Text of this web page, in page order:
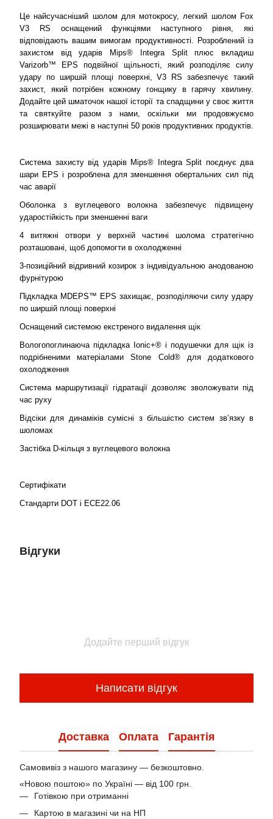
Це найсучасніший шолом для мотокросу, легкий шолом Fox
V3 RS оснащений функціями наступного рівня, які
відповідають вашим вимогам продуктивності. Розроблений із
захистом від ударів Mips® Integra Split плюс вкладиш
Varizorb™ EPS подвійної щільності, який розподіляє силу
удару по ширшій площі поверхні, V3 RS забезпечує такий
захист, який потрібен кожному гонщику в гарячу хвилину.
Додайте цей шматочок нашої історії та спадщини у своє життя
та святкуйте разом з нами, оскільки ми продовжуємо
розширювати межі в наступні 50 років продуктивних продуктів.
Система захисту від ударів Mips® Integra Split поєднує два
шари EPS і розроблена для зменшення обертальних сил під
час аварії
Оболонка з вуглецевого волокна забезпечує підвищену
ударостійкість при зменшенні ваги
4 витяжні отвори у верхній частині шолома стратегічно
розташовані, щоб допомогти в охолодженні
3-позиційний відривний козирок з індивідуальною анодованою
фурнітурою
Підкладка MDEPS™ EPS захищає, розподіляючи силу удару
по ширшій площі поверхні
Оснащений системою екстреного видалення щік
Вологопоглинаюча підкладка Ionic+® і подушечки для щік із
подрібненими матеріалами Stone Cold® для додаткового
охолодження
Система маршрутизації гідратації дозволяє зволожувати під
час руху
Відсіки для динаміків сумісні з більшістю систем зв’язку в
шоломах
Застібка D-кільця з вуглецевого волокна
Сертифікати
Стандарти DOT і ECE22.06
Відгуки
Додайте перший відгук
Написати відгук
Доставка Оплата Гарантія
Самовивіз з нашого магазину — безкоштовно.
«Новою поштою» по Україні — від 100 грн.
Готівкою при отриманні
Картою в магазині чи на НП